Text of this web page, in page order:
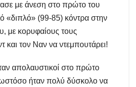
με άνεση στο πρώτο του
«διπλό» (99-85) κόντρα στην
με κορυφαίους τους
και τον Ναν να ντεμπουτάρει!
απολαυστικοί στο πρώτο
ήταν πολύ δύσκολο να